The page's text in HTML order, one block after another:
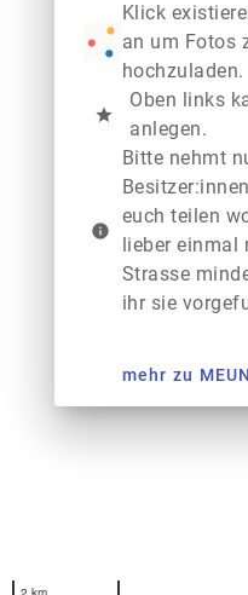
Klick
an um Fotos
hochzuladen.
star
Oben links
anlegen.
info
Bitte nehmt
euch teilen
lieber einmal
Strasse
ihr sie
mehr zu